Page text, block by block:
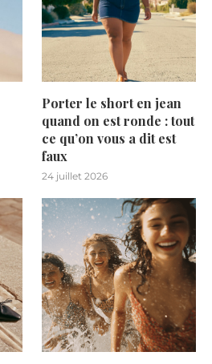
Porter le short en jean
quand on est ronde : tout
ce qu’on vous a dit est
faux
24 juillet 2026